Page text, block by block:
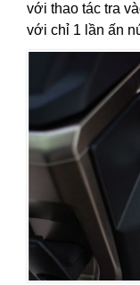
với thao tác tra
với chỉ 1 lần ấn